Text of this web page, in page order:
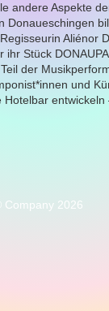
andere Aspekte
Donaueschingen
Aliénor
ihr Stück
der
und
entwickeln
Company 2026